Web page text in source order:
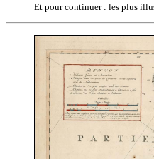
Et pour continuer : les plus